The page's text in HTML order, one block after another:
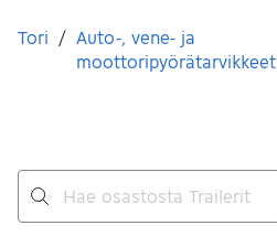
Olet tässä
Tori / Auto-, vene- ja
moottoripyörätarvikkeet